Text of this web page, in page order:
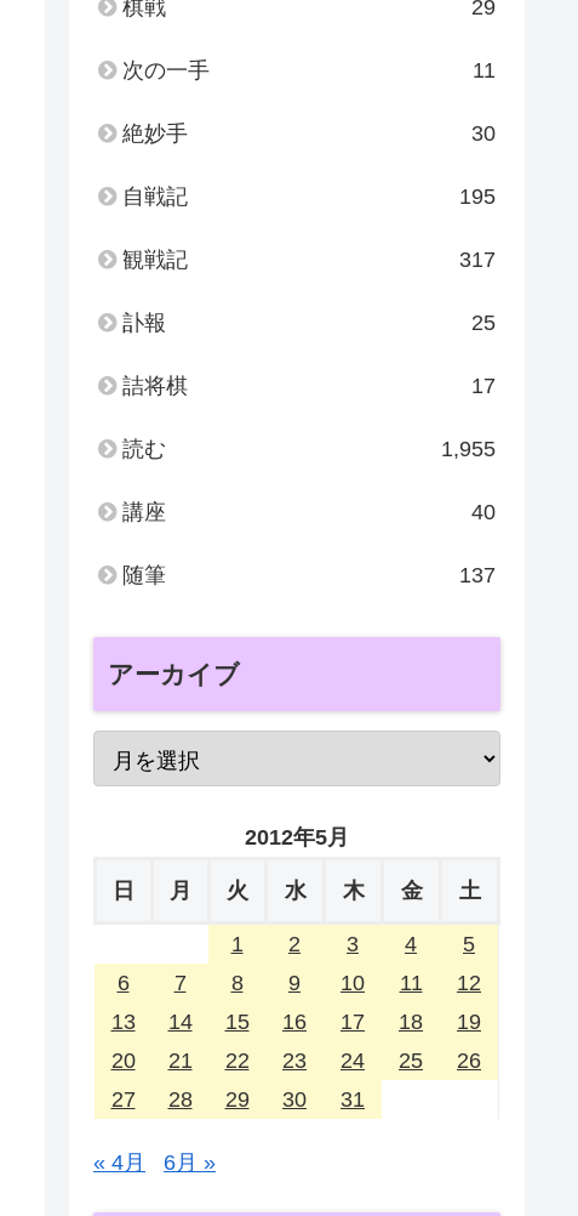
棋戦 29
次の一手 11
絶妙手 30
自戦記 195
観戦記 317
訃報 25
詰将棋 17
読む 1,955
講座 40
随筆 137
アーカイブ
2012年5月
日 月 火 水 木 金 土
1 2 3 4
5
6
7 8 9 10 11
12
13
14 15 16 17 18
19
20
21 22 23 24 25
26
27
28 29 30 31
« 4月 6月 »